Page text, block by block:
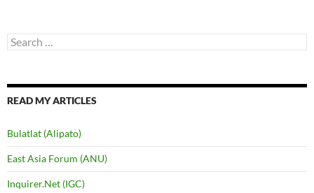
Search
for:
READ MY ARTICLES
Bulatlat (Alipato)
East Asia Forum (ANU)
Inquirer.Net (IGC)